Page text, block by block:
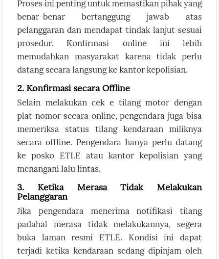
Proses ini penting untuk memastikan pihak yang
benar-benar bertanggung jawab atas
pelanggaran dan mendapat tindak lanjut sesuai
prosedur. Konfirmasi online ini lebih
memudahkan masyarakat karena tidak perlu
datang secara langsung ke kantor kepolisian.
2. Konfirmasi secara Offline
Selain melakukan cek e tilang motor dengan
plat nomor secara online, pengendara juga bisa
memeriksa status tilang kendaraan miliknya
secara offline. Pengendara hanya perlu datang
ke posko ETLE atau kantor kepolisian yang
menangani lalu lintas.
3. Ketika Merasa Tidak Melakukan
Pelanggaran
Jika pengendara menerima notifikasi tilang
padahal merasa tidak melakukannya, segera
buka laman resmi ETLE. Kondisi ini dapat
terjadi ketika kendaraan sedang dipinjam oleh